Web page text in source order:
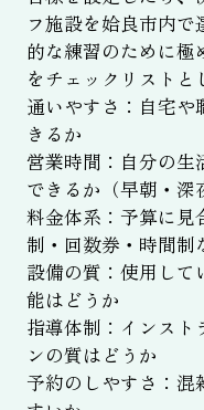
フ施設を姶良市内
的な練習のために極
をチェックリストと
通いやすさ：自宅や
きるか
営業時間：自分の生
できるか（早朝・深
料金体系：予算に見
制・回数券・時間制
設備の質：使用して
能はどうか
指導体制：インスト
ンの質はどうか
予約のしやすさ：混